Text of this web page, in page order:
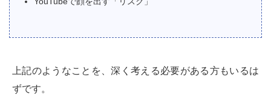
上記のようなことを、深く考える必要がある方もいるは
ずです。